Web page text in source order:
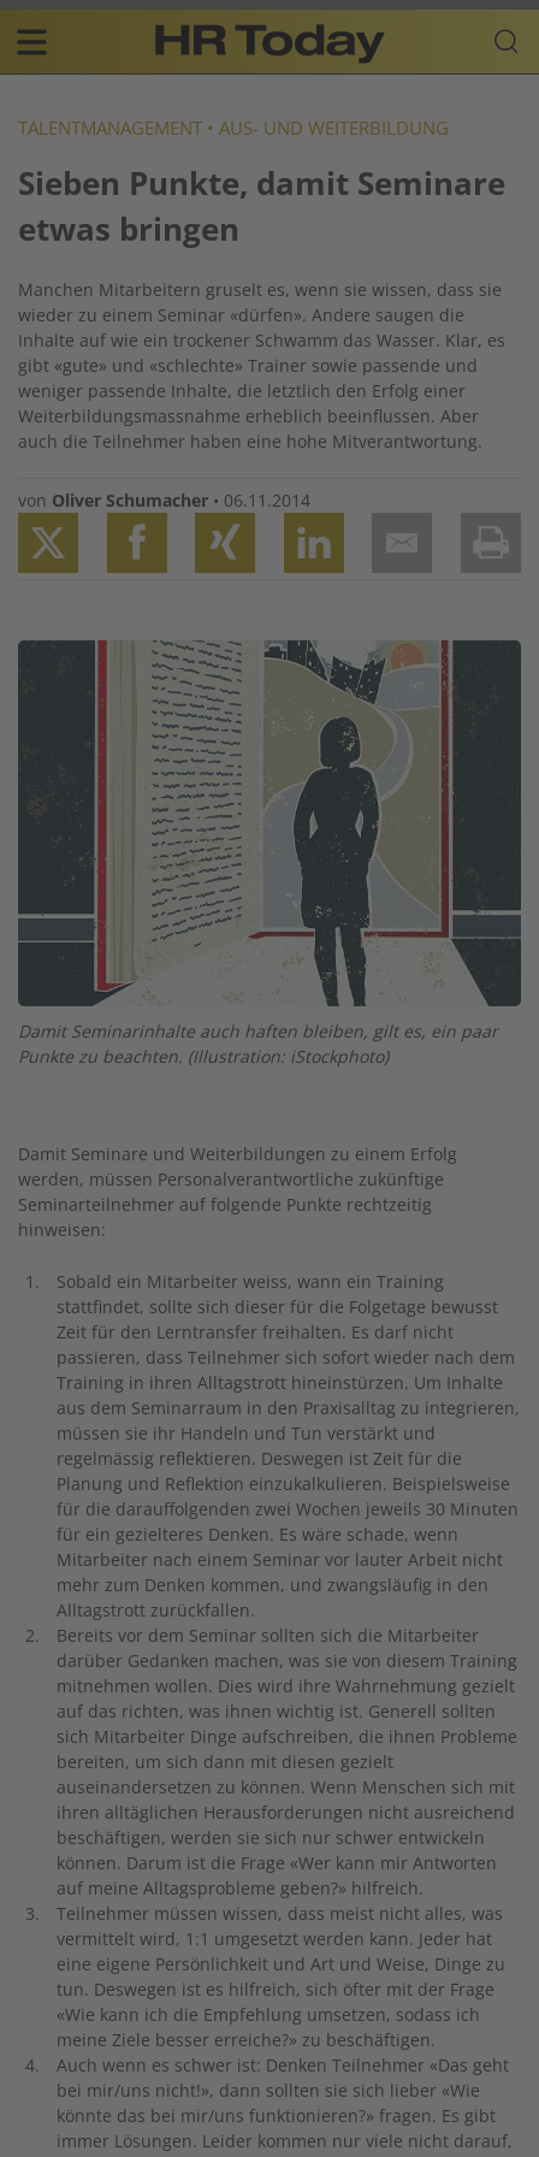
Skip
content
Plattform
für
Resources
navigation
TALENTMANAGEMENT • AUS- UND WEITERBILDUNG
Sieben Punkte, damit Seminare
etwas bringen
Manchen Mitarbeitern gruselt es, wenn sie wissen, dass sie
wieder zu einem Seminar «dürfen». Andere saugen die
Inhalte auf wie ein trockener Schwamm das Wasser. Klar, es
gibt «gute» und «schlechte» Trainer sowie passende und
weniger passende Inhalte, die letztlich den Erfolg einer
Weiterbildungsmassnahme erheblich beeinflussen. Aber
auch die Teilnehmer haben eine hohe Mitverantwortung.
von Oliver Schumacher • 06.11.2014
Damit Seminarinhalte auch haften bleiben, gilt es, ein paar
Punkte zu beachten. (Illustration: iStockphoto)
Damit Seminare und Weiterbildungen zu einem Erfolg
werden, müssen Personalverantwortliche zukünftige
Seminarteilnehmer auf folgende Punkte rechtzeitig
hinweisen:
Sobald ein Mitarbeiter weiss, wann ein Training
stattfindet, sollte sich dieser für die Folgetage bewusst
Zeit für den Lerntransfer freihalten. Es darf nicht
passieren, dass Teilnehmer sich sofort wieder nach dem
Training in ihren Alltagstrott hineinstürzen. Um Inhalte
aus dem Seminarraum in den Praxisalltag zu integrieren,
müssen sie ihr Handeln und Tun verstärkt und
regelmässig reflektieren. Deswegen ist Zeit für die
Planung und Reflektion einzukalkulieren. Beispielsweise
für die darauffolgenden zwei Wochen jeweils 30 Minuten
für ein gezielteres Denken. Es wäre schade, wenn
Mitarbeiter nach einem Seminar vor lauter Arbeit nicht
mehr zum Denken kommen, und zwangsläufig in den
Alltagstrott zurückfallen.
Bereits vor dem Seminar sollten sich die Mitarbeiter
darüber Gedanken machen, was sie von diesem Training
mitnehmen wollen. Dies wird ihre Wahrnehmung gezielt
auf das richten, was ihnen wichtig ist. Generell sollten
sich Mitarbeiter Dinge aufschreiben, die ihnen Probleme
bereiten, um sich dann mit diesen gezielt
auseinandersetzen zu können. Wenn Menschen sich mit
ihren alltäglichen Herausforderungen nicht ausreichend
beschäftigen, werden sie sich nur schwer entwickeln
können. Darum ist die Frage «Wer kann mir Antworten
auf meine Alltagsprobleme geben?» hilfreich.
Teilnehmer müssen wissen, dass meist nicht alles, was
vermittelt wird, 1:1 umgesetzt werden kann. Jeder hat
eine eigene Persönlichkeit und Art und Weise, Dinge zu
tun. Deswegen ist es hilfreich, sich öfter mit der Frage
«Wie kann ich die Empfehlung umsetzen, sodass ich
meine Ziele besser erreiche?» zu beschäftigen.
Auch wenn es schwer ist: Denken Teilnehmer «Das geht
bei mir/uns nicht!», dann sollten sie sich lieber «Wie
könnte das bei mir/uns funktionieren?» fragen. Es gibt
immer Lösungen. Leider kommen nur viele nicht darauf,